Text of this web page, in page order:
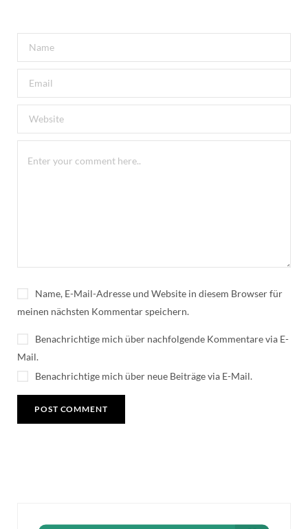
Name, E-Mail-Adresse und Website in diesem Browser für
meinen nächsten Kommentar speichern.
Benachrichtige mich über nachfolgende Kommentare via E-
Mail.
Benachrichtige mich über neue Beiträge via E-Mail.